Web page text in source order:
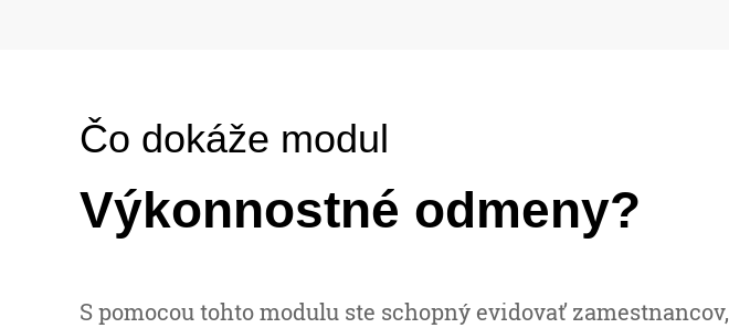
Čo dokáže modul
Výkonnostné odmeny?
S pomocou tohto modulu ste schopný evidovať zamestnancov,